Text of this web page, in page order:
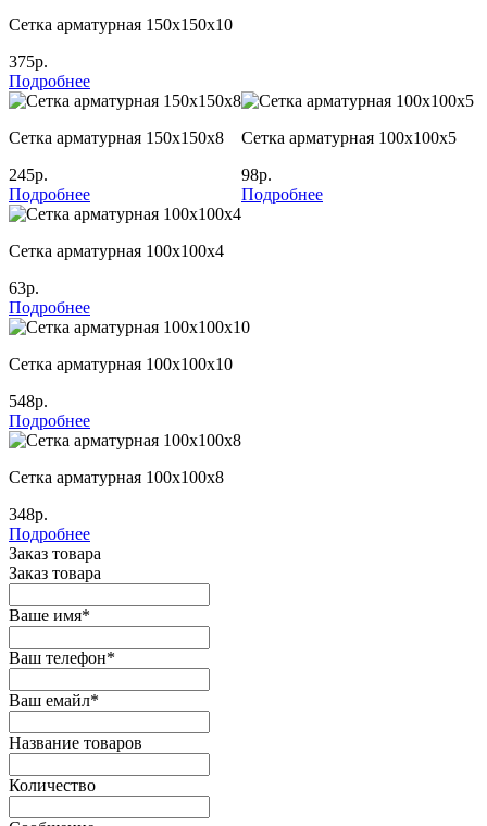
Сетка арматурная 150х150х10
375р.
Подробнее
Сетка арматурная 150х150х8
245р.
Подробнее
Сетка арматурная 100х100х5
98р.
Подробнее
Сетка арматурная 100х100х4
63р.
Подробнее
Сетка арматурная 100х100х10
548р.
Подробнее
Сетка арматурная 100х100х8
348р.
Подробнее
Заказ товара
Заказ товара
Ваше имя*
Ваш телефон*
Ваш емайл*
Название товаров
Количество